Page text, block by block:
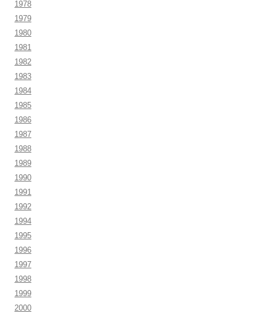
1978
1979
1980
1981
1982
1983
1984
1985
1986
1987
1988
1989
1990
1991
1992
1994
1995
1996
1997
1998
1999
2000